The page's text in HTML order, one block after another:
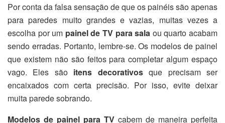
Por conta da falsa sensação de que os painéis são apenas
para paredes muito grandes e vazias, muitas vezes a
escolha por um painel de TV para sala ou quarto acabam
sendo erradas. Portanto, lembre-se. Os modelos de painel
que existem não são feitos para completar algum espaço
vago. Eles são itens decorativosque precisam ser
encaixados com certa precisão. Por isso, evite deixar
muita parede sobrando.
Modelos de painel para TV cabem de maneira perfeita